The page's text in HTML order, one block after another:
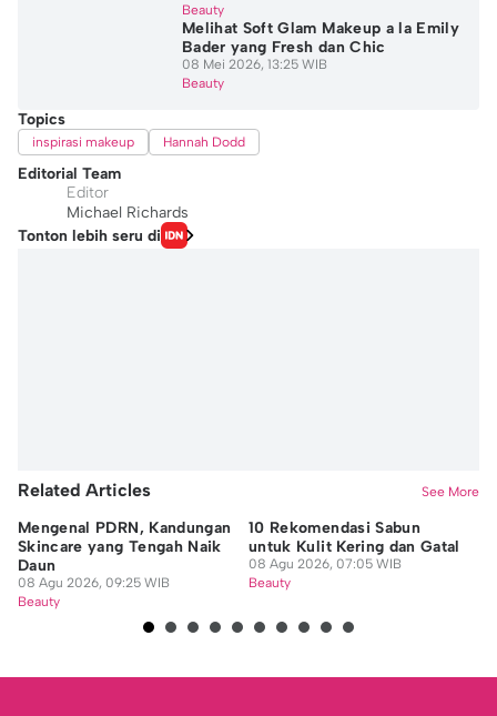
Beauty
Melihat Soft Glam Makeup a la Emily
Bader yang Fresh dan Chic
08 Mei 2026, 13:25 WIB
Beauty
Topics
inspirasi makeup Hannah Dodd
Editorial Team
Editor
Michael Richards
Tonton lebih seru di
Related Articles See More
Mengenal PDRN, Kandungan
Skincare yang Tengah Naik
Daun
08 Agu 2026, 09:25 WIB
Beauty
10 Rekomendasi Sabun
untuk Kulit Kering dan Gatal
08 Agu 2026, 07:05 WIB
Beauty